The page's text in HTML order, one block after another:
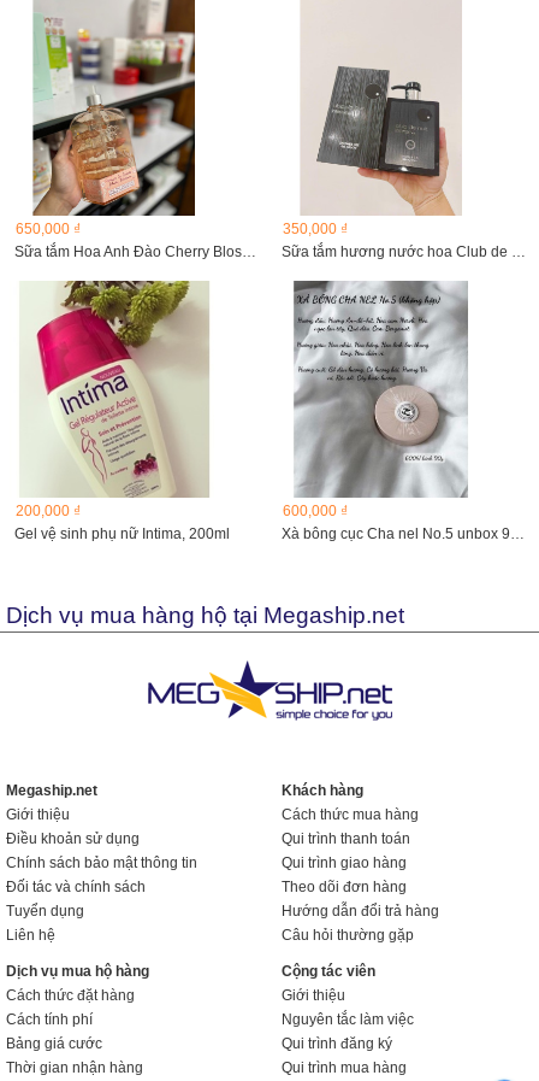
650,000 ₫
Sữa tắm Hoa Anh Đào Cherry Blossom Shimmering Lotion 500ml
350,000 ₫
Sữa tắm hương nước hoa Club de nuit
200,000 ₫
Gel vệ sinh phụ nữ Intima, 200ml
600,000 ₫
Xà bông cục Cha nel No.5 unbox 9Og
Dịch vụ mua hàng hộ tại Megaship.net
Megaship.net
Giới thiệu
Điều khoản sử dụng
Chính sách bảo mật thông tin
Đối tác và chính sách
Tuyển dụng
Liên hệ
Khách hàng
Cách thức mua hàng
Qui trình thanh toán
Qui trình giao hàng
Theo dõi đơn hàng
Hướng dẫn đổi trả hàng
Câu hỏi thường gặp
Dịch vụ mua hộ hàng
Cách thức đặt hàng
Cách tính phí
Bảng giá cước
Thời gian nhận hàng
Cộng tác viên
Giới thiệu
Nguyên tắc làm việc
Qui trình đăng ký
Qui trình mua hàng